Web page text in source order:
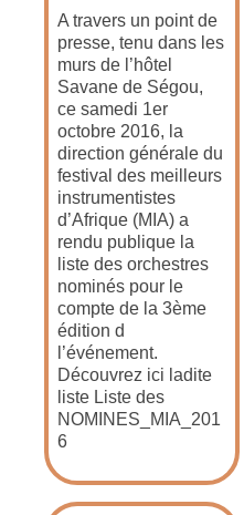
A travers un point de
presse, tenu dans les
murs de l’hôtel
Savane de Ségou,
ce samedi 1er
octobre 2016, la
direction générale du
festival des meilleurs
instrumentistes
d’Afrique (MIA) a
rendu publique la
liste des orchestres
nominés pour le
compte de la 3ème
édition d
l’événement.
Découvrez ici ladite
liste Liste des
NOMINES_MIA_201
6